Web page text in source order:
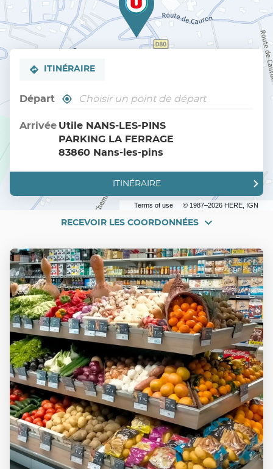
Terms of use © 1987–2026 HERE, IGN
ITINÉRAIRE
Départ
,
trouver
un
point
de
vente
À
proximité
Arrivée Utile NANS-LES-PINS
PARKING LA FERRAGE
83860 Nans-les-pins
ITINÉRAIRE
JUSQU'AU
POINT
DE
UTILE
PINS
RECEVOIR LES COORDONNÉES
RECEVOIR
COORDONNÉES